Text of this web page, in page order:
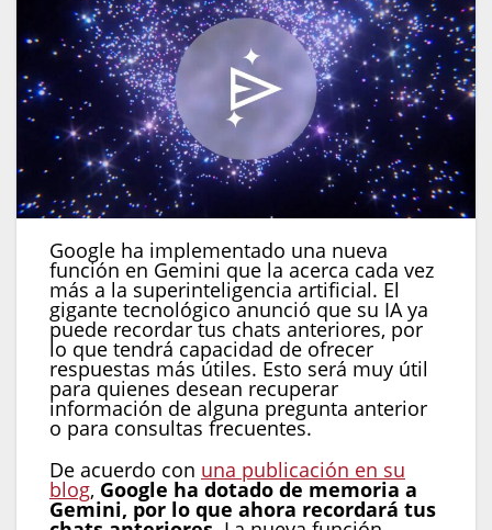
Google ha implementado una nueva
función en Gemini que la acerca cada vez
más a la superinteligencia artificial. El
gigante tecnológico anunció que su IA ya
puede recordar tus chats anteriores, por
lo que tendrá capacidad de ofrecer
respuestas más útiles. Esto será muy útil
para quienes desean recuperar
información de alguna pregunta anterior
o para consultas frecuentes.
De acuerdo con una publicación en su
blog, Google ha dotado de memoria a
Gemini, por lo que ahora recordará tus